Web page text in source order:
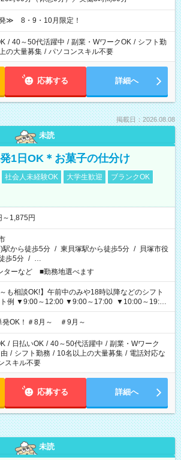
≫ 8・9・10月限定！
/ 40～50代活躍中 / 副業・WワークOK / シフト勤
の大量募集 / パソコンスキル不要
応募する 詳細へ
掲載日：2026.08.08
未読
1日OK＊お菓子の仕分け
社会人未経験OK 大学生歓迎
ブランクOK
1,875円
駅から徒歩5分 / 東貝塚駅から徒歩5分 / 貝塚市役
歩5分 / …
ターなど ■勤務地選べます
～も相談OK!】午前中のみや18時以降などのシフト
ト例 ▼9:00～12:00 ▼9:00～17:00 ▼10:00～19:00
発OK！＃8月～ ＃9月～
/ 日払いOK / 40～50代活躍中 / 副業・Wワーク
/ シフト勤務 / 10名以上の大量募集 / 電話対応な
スキル不要
応募する 詳細へ
未読